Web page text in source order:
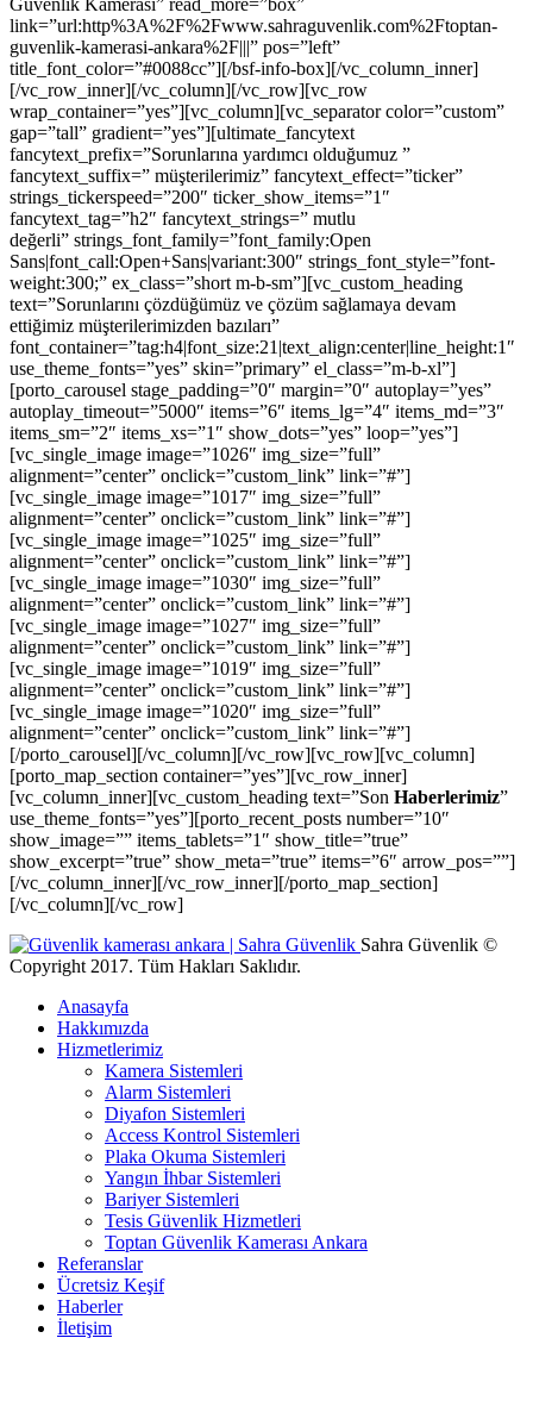
link=”url:http%3A%2F%2Fwww.sahraguvenlik.com%2Ftoptan-
guvenlik-kamerasi-ankara%2F|||” pos=”left”
title_font_color=”#0088cc”][/bsf-info-box][/vc_column_inner]
[/vc_row_inner][/vc_column][/vc_row][vc_row
wrap_container=”yes”][vc_column][vc_separator color=”custom”
gap=”tall” gradient=”yes”][ultimate_fancytext
fancytext_prefix=”Sorunlarına yardımcı olduğumuz ”
fancytext_suffix=” müşterilerimiz” fancytext_effect=”ticker”
strings_tickerspeed=”200″ ticker_show_items=”1″
fancytext_tag=”h2″ fancytext_strings=” mutlu
değerli” strings_font_family=”font_family:Open
Sans|font_call:Open+Sans|variant:300″ strings_font_style=”font-
weight:300;” ex_class=”short m-b-sm”][vc_custom_heading
text=”Sorunlarını çözdüğümüz ve çözüm sağlamaya devam
ettiğimiz müşterilerimizden bazıları”
font_container=”tag:h4|font_size:21|text_align:center|line_height:1″
use_theme_fonts=”yes” skin=”primary” el_class=”m-b-xl”]
[porto_carousel stage_padding=”0″ margin=”0″ autoplay=”yes”
autoplay_timeout=”5000″ items=”6″ items_lg=”4″ items_md=”3″
items_sm=”2″ items_xs=”1″ show_dots=”yes” loop=”yes”]
[vc_single_image image=”1026″ img_size=”full”
alignment=”center” onclick=”custom_link” link=”#”]
[vc_single_image image=”1017″ img_size=”full”
alignment=”center” onclick=”custom_link” link=”#”]
[vc_single_image image=”1025″ img_size=”full”
alignment=”center” onclick=”custom_link” link=”#”]
[vc_single_image image=”1030″ img_size=”full”
alignment=”center” onclick=”custom_link” link=”#”]
[vc_single_image image=”1027″ img_size=”full”
alignment=”center” onclick=”custom_link” link=”#”]
[vc_single_image image=”1019″ img_size=”full”
alignment=”center” onclick=”custom_link” link=”#”]
[vc_single_image image=”1020″ img_size=”full”
alignment=”center” onclick=”custom_link” link=”#”]
[/porto_carousel][/vc_column][/vc_row][vc_row][vc_column]
[porto_map_section container=”yes”][vc_row_inner]
[vc_column_inner][vc_custom_heading text=”Son Haberlerimiz”
use_theme_fonts=”yes”][porto_recent_posts number=”10″
show_image=”” items_tablets=”1″ show_title=”true”
show_excerpt=”true” show_meta=”true” items=”6″ arrow_pos=””]
[/vc_column_inner][/vc_row_inner][/porto_map_section]
[/vc_column][/vc_row]
Sahra Güvenlik ©
Copyright 2017. Tüm Hakları Saklıdır.
Anasayfa
Hakkımızda
Hizmetlerimiz
Kamera Sistemleri
Alarm Sistemleri
Diyafon Sistemleri
Access Kontrol Sistemleri
Plaka Okuma Sistemleri
Yangın İhbar Sistemleri
Bariyer Sistemleri
Tesis Güvenlik Hizmetleri
Toptan Güvenlik Kamerası Ankara
Referanslar
Ücretsiz Keşif
Haberler
İletişim